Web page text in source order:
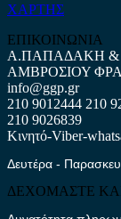
ΧΑΡΤΗΣ
ΕΠΙΚΟΙΝΩΝΙΑ
Α.ΠΑΠΑΔΑΚΗ &
ΑΜΒΡΟΣΙΟΥ
info@ggp.gr
210 9012444 210
210 9026839
Κινητό-Viber-
Δευτέρα -
ΔΕΧΟΜΑΣΤΕ